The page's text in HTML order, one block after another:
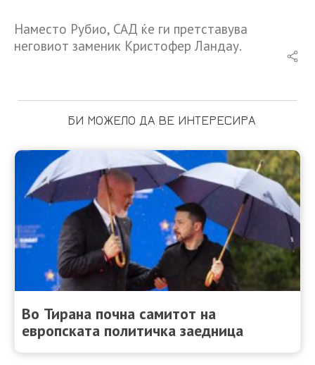
Наместо Рубио, САД ќе ги претставува
неговиот заменик Кристофер Ландау.
БИ МОЖЕЛО ДА ВЕ ИНТЕРЕСИРА
Во Тирана почна самитот на
европската политичка заедница